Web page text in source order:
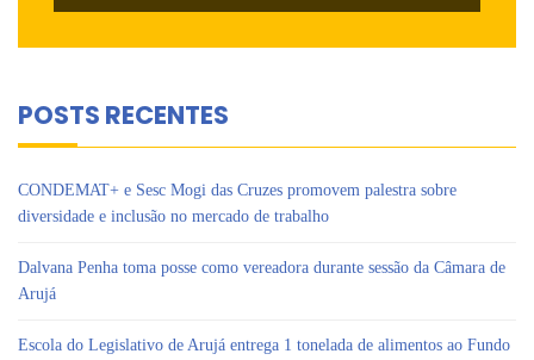
POSTS RECENTES
CONDEMAT+ e Sesc Mogi das Cruzes promovem palestra sobre
diversidade e inclusão no mercado de trabalho
Dalvana Penha toma posse como vereadora durante sessão da Câmara de
Arujá
Escola do Legislativo de Arujá entrega 1 tonelada de alimentos ao Fundo